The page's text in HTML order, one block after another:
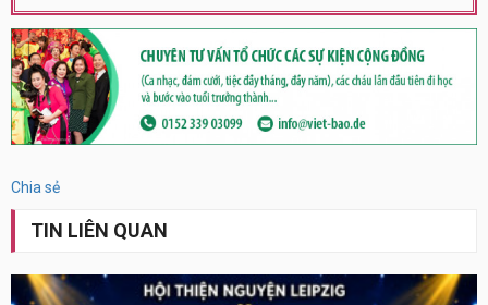
Chia sẻ
TIN LIÊN QUAN